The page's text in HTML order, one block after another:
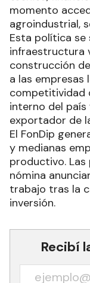
momento
agroindustrial,
Esta política se
infraestructura
construcción
a las empresas
competitividad
interno del
exportador de
El FonDip
y medianas
productivo.
nómina
trabajo tras la
inversión.
Recibí